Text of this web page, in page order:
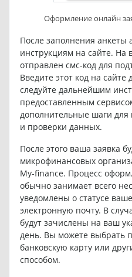
Оформление онлайн
После заполнения анкеты
инструкциям на сайте. На
отправлен смс-код для
Введите этот код на
следуйте дальнейшим
предоставленным
дополнительные шаги для
и проверки данных.
После этого ваша заявка
микрофинансовых
My-finance. Процесс
обычно занимает всего
уведомлены о статусе
электронную почту. В
будут зачислены на ваш
день. Вы можете выбрать
банковскую карту или
способом.